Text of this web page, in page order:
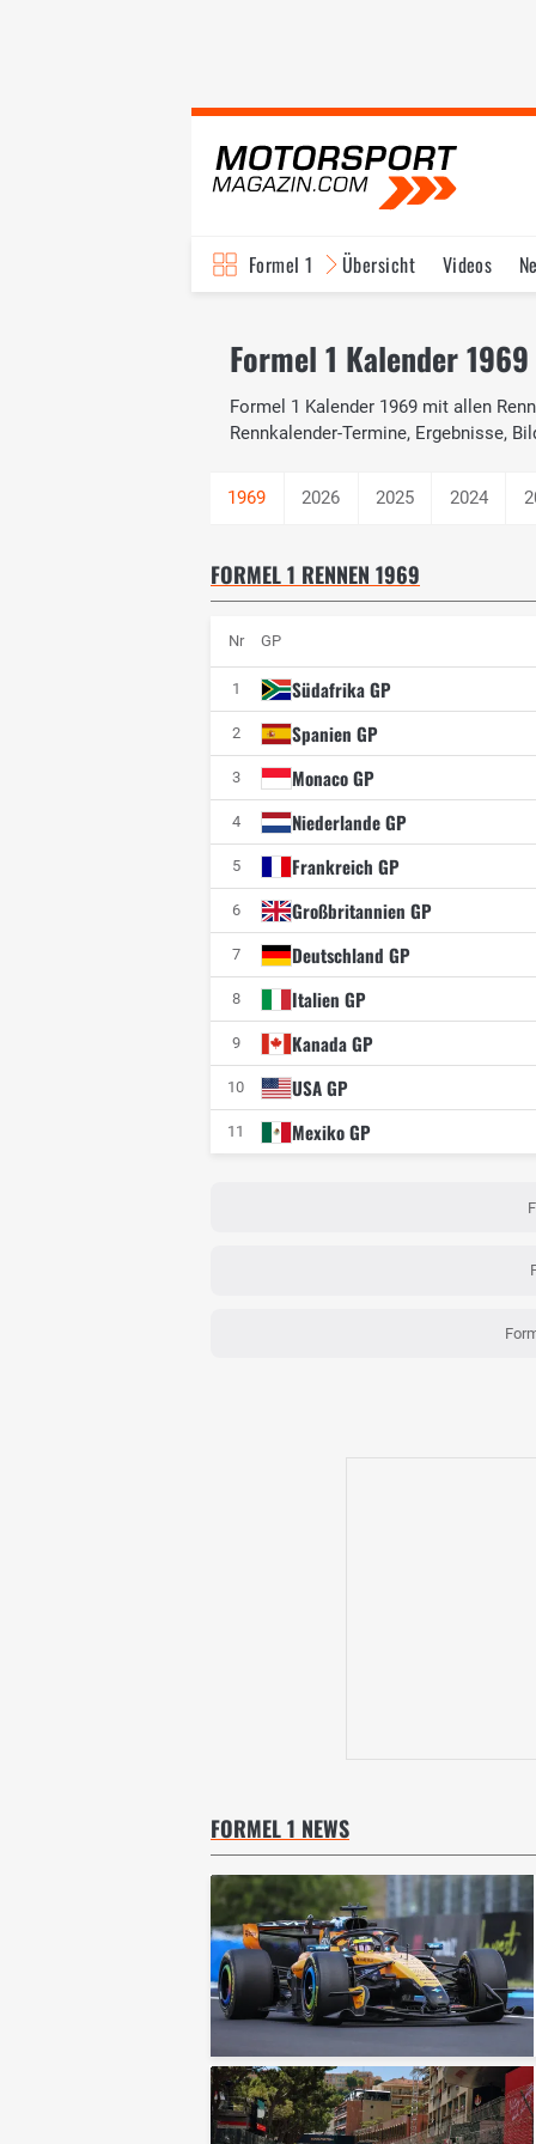
Formel 1 Übersicht Videos
Formel 1 Kalender
Formel 1 Kalender 1969 mit allen
Rennkalender-Termine, Ergebnisse,
2026 2025 2024
FORMEL 1 RENNEN 1969
Nr GP
1 Südafrika GP
2 Spanien GP
3 Monaco GP
4 Niederlande GP
5 Frankreich GP
6 Großbritannien GP
7 Deutschland GP
8 Italien GP
9 Kanada GP
10 USA GP
11 Mexiko GP
FORMEL 1 NEWS